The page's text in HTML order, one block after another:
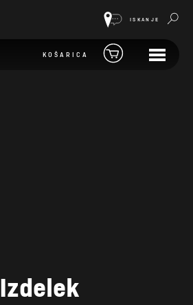
ISKANJE
KOŠARICA
Izdelek